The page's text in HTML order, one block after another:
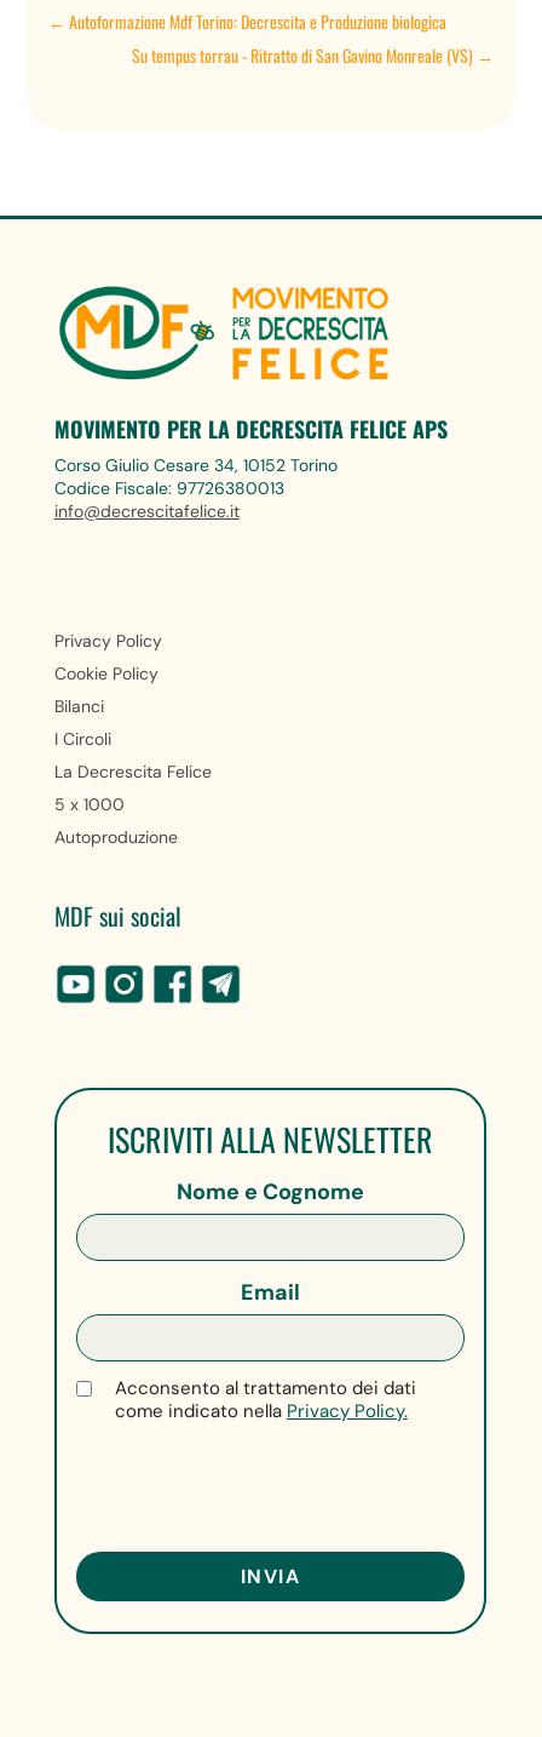
←Autoformazione Mdf Torino: Decrescita e Produzione biologica
Su tempus torrau - Ritratto di San Gavino Monreale (VS)→
MOVIMENTO PER LA DECRESCITA FELICE APS
Corso Giulio Cesare 34, 10152 Torino
Codice Fiscale: 97726380013
info@decrescitafelice.it
Privacy Policy
Cookie Policy
Bilanci
I Circoli
La Decrescita Felice
5 x 1000
Autoproduzione
MDF sui social
ISCRIVITI ALLA NEWSLETTER
Nome e Cognome
Email
Acconsento al trattamento dei dati
come indicato nella Privacy Policy.